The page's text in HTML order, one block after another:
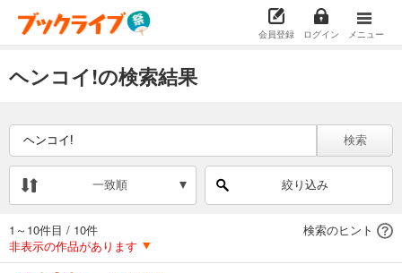
会員登録 ログイン メニュー
ヘンコイ!の検索結果
検索
一致順 絞り込み
1～10件目 / 10件
検索のヒント
非表示の作品があります